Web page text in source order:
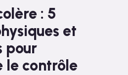
: 5
et
pour
le contrôle